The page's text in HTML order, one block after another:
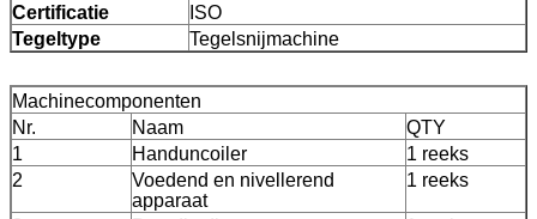
Certificatie
ISO
Tegeltype
Tegelsnijmachine
Machinecomponenten
Nr.
Naam
QTY
1
Handuncoiler
1 reeks
2
Voedend en nivellerend
apparaat
1 reeks